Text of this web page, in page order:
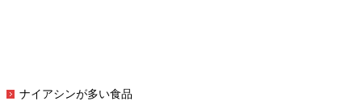
ナイアシンが多い食品